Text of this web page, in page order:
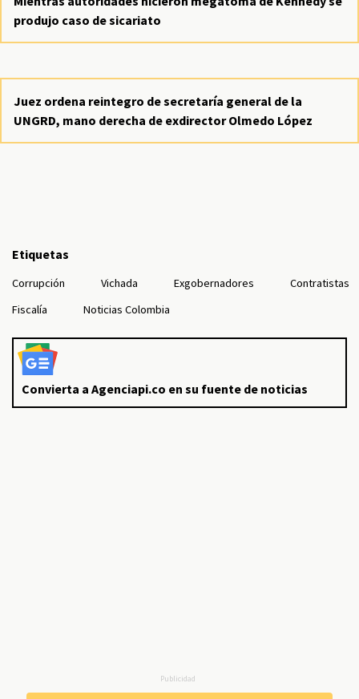
produjo caso de sicariato
Juez ordena reintegro de secretaría general de la
UNGRD, mano derecha de exdirector Olmedo López
Etiquetas
Corrupción Vichada Exgobernadores
Contratistas
Fiscalía
Noticias Colombia
Convierta a Agenciapi.co en su fuente de noticias
Publicidad